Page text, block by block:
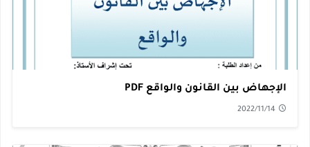
الإجهاض بين القانون والواقع PDF
2022/11/14